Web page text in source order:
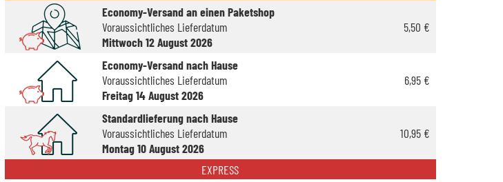
Economy-Versand an einen Paketshop
Voraussichtliches Lieferdatum
Mittwoch 12 August 2026
5,50 €
Economy-Versand nach Hause
Voraussichtliches Lieferdatum
Freitag 14 August 2026
6,95 €
Standardlieferung nach Hause
Voraussichtliches Lieferdatum
Montag 10 August 2026
10,95 €
EXPRESS